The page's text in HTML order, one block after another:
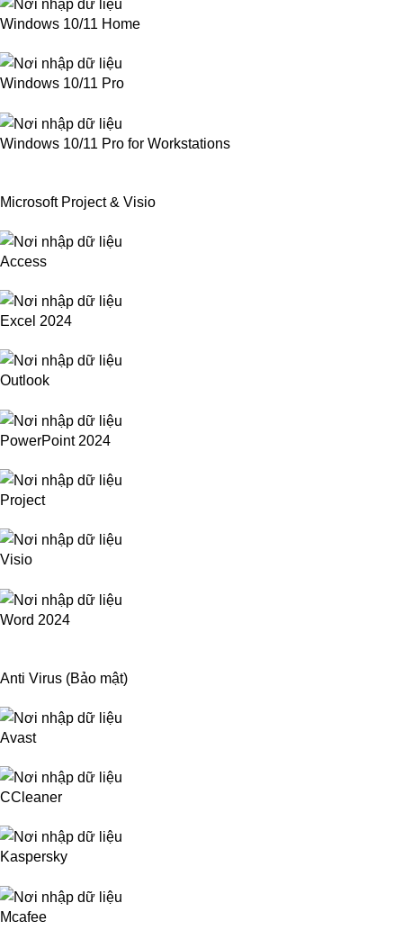
Windows 10/11 Home
Windows 10/11 Pro
Windows 10/11 Pro for Workstations
Microsoft Project & Visio
Access
Excel 2024
Outlook
PowerPoint 2024
Project
Visio
Word 2024
Anti Virus (Bảo mật)
Avast
CCleaner
Kaspersky
Mcafee